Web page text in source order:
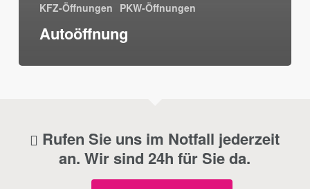
KFZ-Öffnungen PKW-Öffnungen
Autoöffnung
Rufen Sie uns im Notfall jederzeit
an. Wir sind 24h für Sie da.